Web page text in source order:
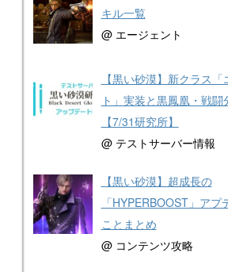
キル一覧
@ エージェント
【黒い砂漠】新クラス
ト」実装と黒鳳凰・戦闘
【7/31研究所】
@ テストサーバー情報
【黒い砂漠】超成長の
「HYPERBOOST」ア
ことまとめ
@ コンテンツ攻略